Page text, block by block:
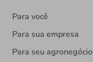
Para você
Para sua empresa
Para seu agronegócio